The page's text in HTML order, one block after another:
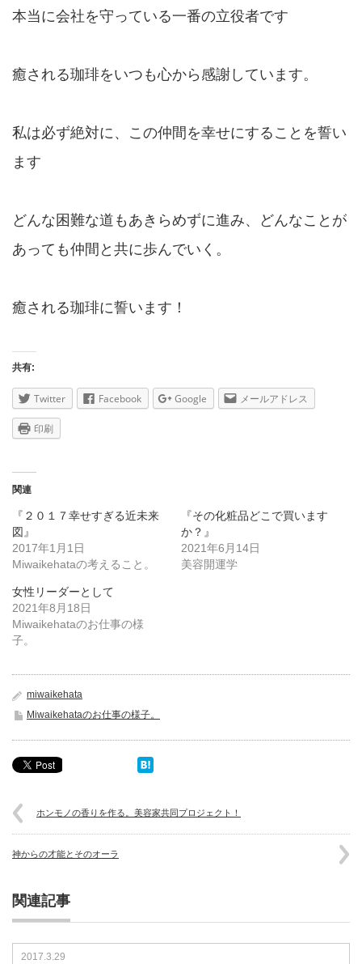
本当に会社を守っている一番の立役者です
癒される珈琲をいつも心から感謝しています。
私は必ず絶対に、この仲間を幸せにすることを誓い
ます
どんな困難な道もあきらめずに進み、どんなことが
あっても仲間と共に歩んでいく。
癒される珈琲に誓います！
共有:
Twitter Facebook Google メールアドレス
印刷
関連
『２０１７幸せすぎる近未来
図』
2017年1月1日
Miwaikehataの考えること。
『その化粧品どこで買います
か？』
2021年6月14日
美容開運学
女性リーダーとして
2021年8月18日
Miwaikehataのお仕事の様
子。
miwaikehata
Miwaikehataのお仕事の様子。
ホンモノの香りを作る。美容家共同プロジェクト！
神からの才能とそのオーラ
関連記事
2017.3.29